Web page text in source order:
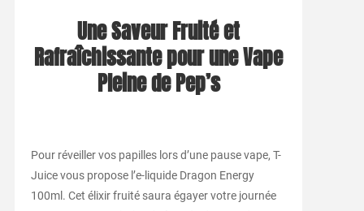
Une Saveur Fruité et
Rafraîchissante pour une Vape
Pleine de Pep’s
Pour réveiller vos papilles lors d’une pause vape, T-
Juice vous propose l’e-liquide Dragon Energy
100ml. Cet élixir fruité saura égayer votre journée